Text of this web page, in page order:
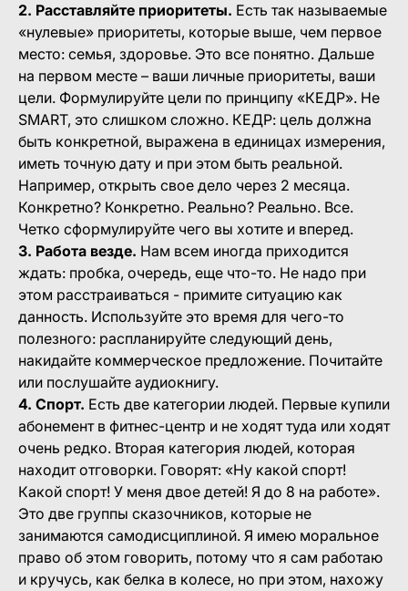
2. Расставляйте приоритеты. Есть так называемые
«нулевые» приоритеты, которые выше, чем первое
место: семья, здоровье. Это все понятно. Дальше
на первом месте – ваши личные приоритеты, ваши
цели. Формулируйте цели по принципу «КЕДР». Не
SMART, это слишком сложно. КЕДР: цель должна
быть конкретной, выражена в единицах измерения,
иметь точную дату и при этом быть реальной.
Например, открыть свое дело через 2 месяца.
Конкретно? Конкретно. Реально? Реально. Все.
Четко сформулируйте чего вы хотите и вперед.
3. Работа везде. Нам всем иногда приходится
ждать: пробка, очередь, еще что-то. Не надо при
этом расстраиваться - примите ситуацию как
данность. Используйте это время для чего-то
полезного: распланируйте следующий день,
накидайте коммерческое предложение. Почитайте
или послушайте аудиокнигу.
4. Спорт. Есть две категории людей. Первые купили
абонемент в фитнес-центр и не ходят туда или ходят
очень редко. Вторая категория людей, которая
находит отговорки. Говорят: «Ну какой спорт!
Какой спорт! У меня двое детей! Я до 8 на работе».
Это две группы сказочников, которые не
занимаются самодисциплиной. Я имею моральное
право об этом говорить, потому что я сам работаю
и кручусь, как белка в колесе, но при этом, нахожу